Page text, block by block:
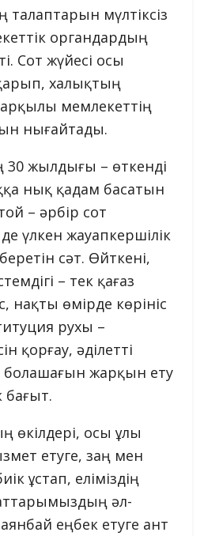
мүлтіксіз
органдардың
Сот жүйесі осы
халықтың
арқылы мемлекеттің
нығайтады.
жылдығы – өткенді
нық қадам басатын
– әрбір сот
үлкен жауапкершілік
сәт. Өйткені,
– тек қағаз
нақты өмірде көрініс
рухы –
қорғау, әділетті
болашағын жарқын ету
бағыт.
өкілдері, осы ұлы
етуге, заң мен
ұстап, еліміздің
әл-
еңбек етуге ант